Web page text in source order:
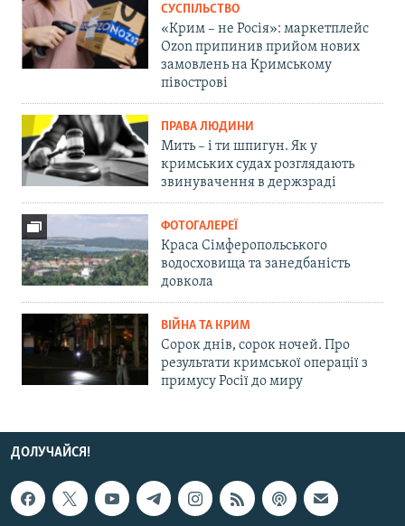
СУСПІЛЬСТВО
«Крим – не Росія»: маркетплейс
Ozon припинив прийом нових
замовлень на Кримському
півострові
ПРАВА ЛЮДИНИ
Мить – і ти шпигун. Як у
кримських судах розглядають
звинувачення в держзраді
ФОТОГАЛЕРЕЇ
Краса Сімферопольського
водосховища та занедбаність
довкола
ВІЙНА ТА КРИМ
Сорок днів, сорок ночей. Про
результати кримської операції з
примусу Росії до миру
ДОЛУЧАЙСЯ!